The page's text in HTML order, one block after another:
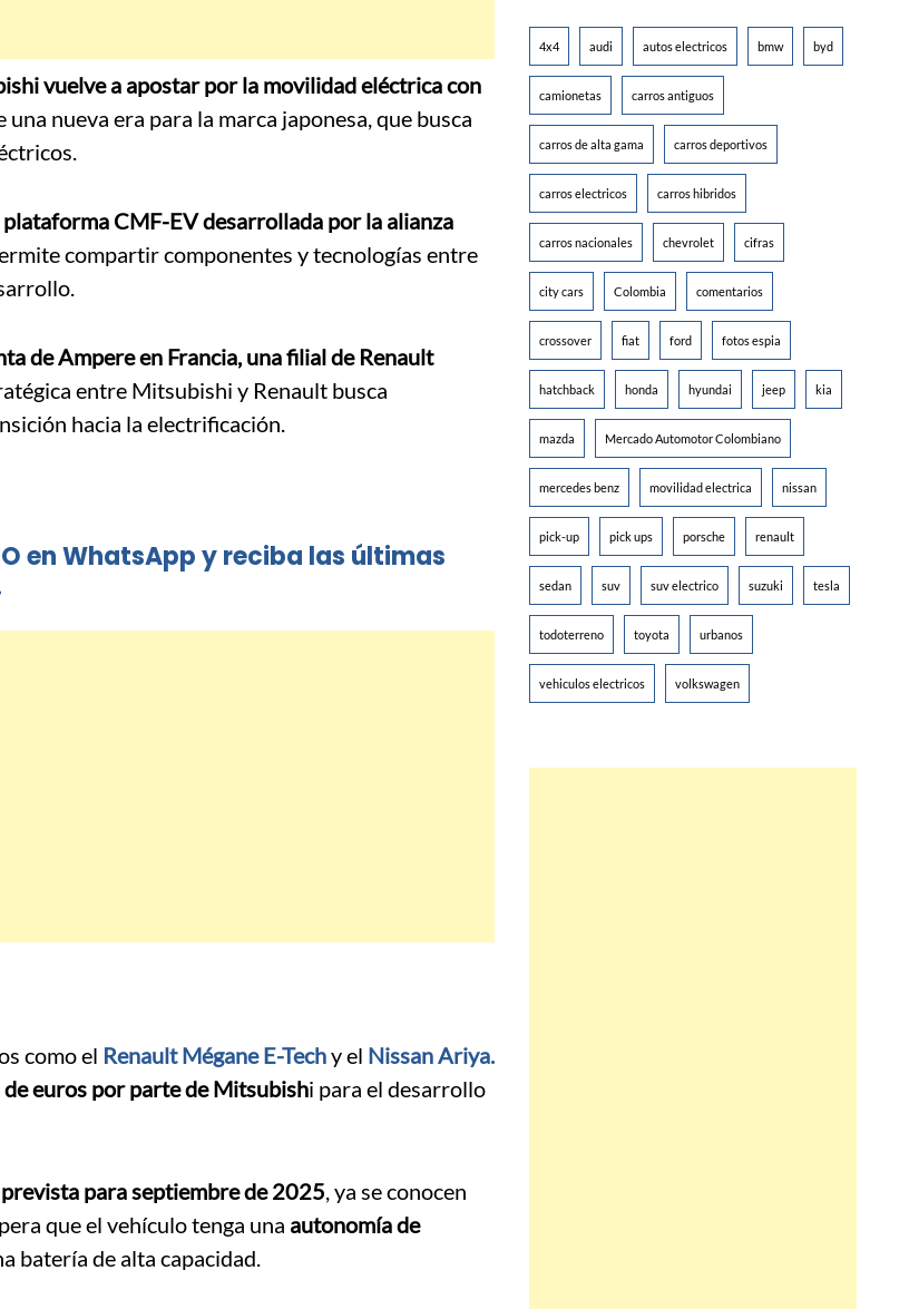
vuelve a apostar por la movilidad eléctrica con
nueva era para la marca japonesa, que busca
plataforma CMF-EV desarrollada por la alianza
compartir componentes y tecnologías entre
de Ampere en Francia, una filial de Renault
entre Mitsubishi y Renault busca
hacia la electrificación.
en WhatsApp y reciba las últimas
como el Renault Mégane E-Techy el Nissan Ariya.
euros por parte de Mitsubishi para el desarrollo
para septiembre de 2025, ya se conocen
que el vehículo tenga una autonomía de
batería de alta capacidad.
4x4 audi autos electricos bmw byd
camionetas carros antiguos
carros de alta gama carros deportivos
carros electricos carros hibridos
carros nacionales chevrolet cifras
city cars Colombia comentarios
crossover fiat ford fotos espia
hatchback honda hyundai jeep kia
mazda Mercado Automotor Colombiano
mercedes benz movilidad electrica nissan
pick-up pick ups porsche renault
sedan suv suv electrico suzuki tesla
todoterreno toyota urbanos
vehiculos electricos volkswagen